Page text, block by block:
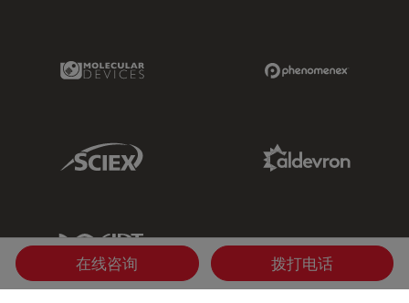
Molecular Devices Link
Sciex Link
IDT Link
在线咨询 拨打电话